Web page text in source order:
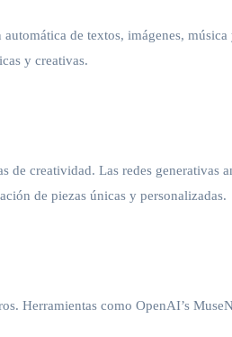
de textos, imágenes,
y creativas.
creatividad. Las redes generativas
de piezas únicas y personalizadas.
Herramientas como OpenAI’s